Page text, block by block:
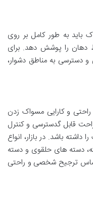
باید به طور کامل بر روی
دهان را پوشش دهد. برای
و دسترسی به مناطق دشوار،
و کارایی مسواک زدن
قابل گدسترسی و کنترل
باشد. در بازار، انواع
دسته های حلقوی و دسته
اساس ترجیح شخصی و راحتی